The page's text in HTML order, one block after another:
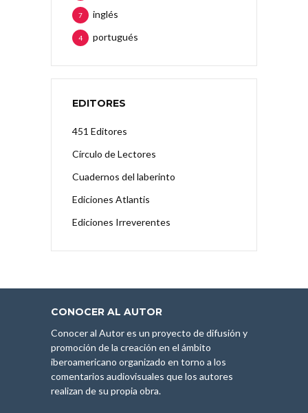
inglés
7
portugués
4
EDITORES
451 Editores
Círculo de Lectores
Cuadernos del laberinto
Ediciones Atlantis
Ediciones Irreverentes
CONOCER AL AUTOR
Conocer al Autor es un proyecto de difusión y
promoción de la creación en el ámbito
iberoamericano organizado en torno a los
comentarios audiovisuales que los autores
realizan de su propia obra.